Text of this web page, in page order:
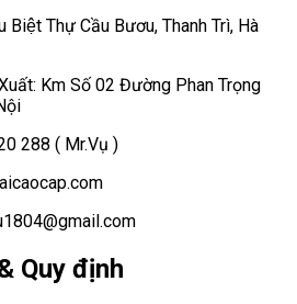
Biệt Thự Cầu Bươu, Thanh Trì, Hà
Km Số 02 Đường Phan Trọng
288 ( Mr.Vụ )
Quy định